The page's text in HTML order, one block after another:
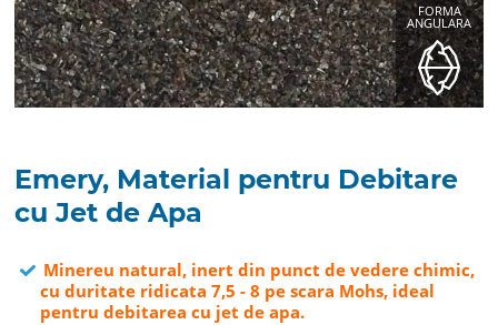
FORMA
ANGULARA
Emery, Material pentru Debitare
cu Jet de Apa
Minereu natural, inert din punct de vedere chimic,
cu duritate ridicata 7,5 - 8 pe scara Mohs, ideal
pentru debitarea cu jet de apa.